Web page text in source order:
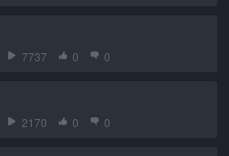
7737 0 0
2170 0 0